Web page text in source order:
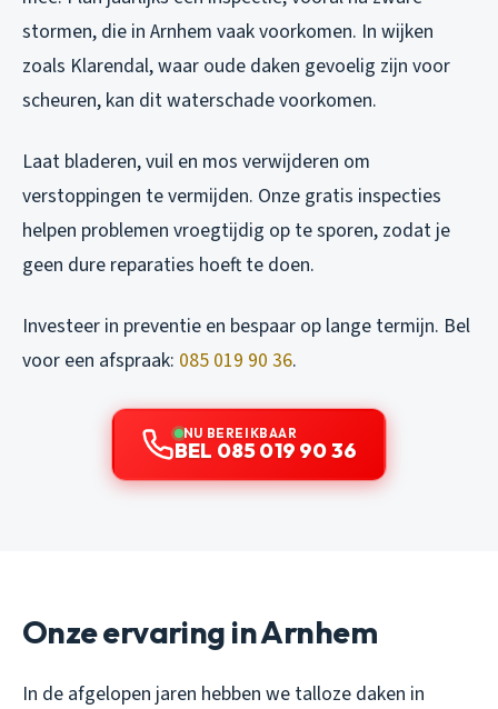
stormen, die in Arnhem vaak voorkomen. In wijken
zoals Klarendal, waar oude daken gevoelig zijn voor
scheuren, kan dit waterschade voorkomen.
Laat bladeren, vuil en mos verwijderen om
verstoppingen te vermijden. Onze gratis inspecties
helpen problemen vroegtijdig op te sporen, zodat je
geen dure reparaties hoeft te doen.
Investeer in preventie en bespaar op lange termijn. Bel
voor een afspraak: 085 019 90 36.
NU BEREIKBAAR
BEL 085 019 90 36
Onze ervaring in Arnhem
In de afgelopen jaren hebben we talloze daken in